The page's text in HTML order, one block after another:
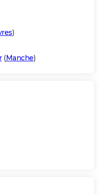
)
(Manche)